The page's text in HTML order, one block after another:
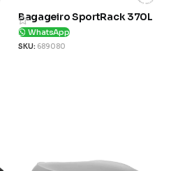
Bagageiro SportRack 370L
WhatsApp
SKU: 689080